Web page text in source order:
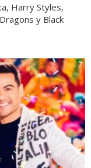
Harry Styles,
y Black